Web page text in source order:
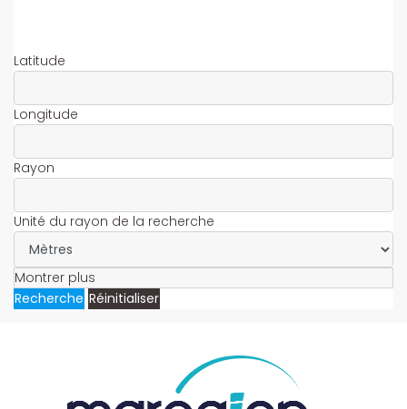
Latitude
Longitude
Rayon
Unité du rayon de la recherche
Montrer plus
Recherche Réinitialiser